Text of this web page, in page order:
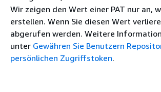
Wir zeigen den Wert einer PAT nur an,
erstellen. Wenn Sie diesen Wert
abgerufen werden. Weitere
unter Gewähren Sie Benutzern
persönlichen Zugriffstoken.